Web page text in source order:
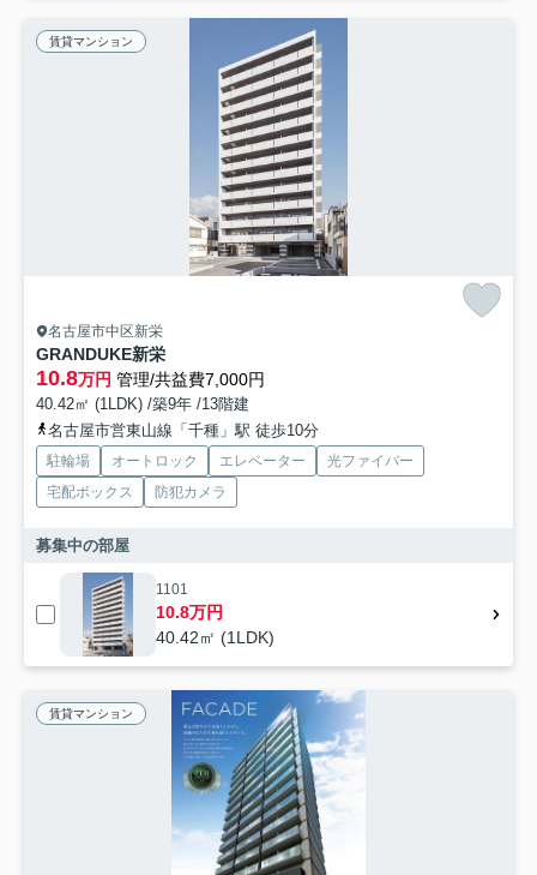
賃貸マンション
名古屋市中区新栄
GRANDUKE新栄
10.8万円 管理/共益費7,000円
40.42㎡ (1LDK) /築9年 /13階建
名古屋市営東山線「千種」駅 徒歩10分
駐輪場 オートロック エレベーター
光ファイバー
宅配ボックス
防犯カメラ
募集中の部屋
1101
10.8万円
40.42㎡ (1LDK)
賃貸マンション